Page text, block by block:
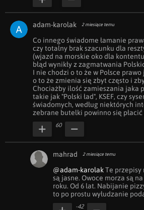
adam-karolak 2 miesiące temu
Co innego świadome łamanie
czy totalny brak szacunku dla
(wjazd na morskie oko dla
błąd wynikły z zagmatwania
I nie chodzi o to że w Polsce
o to że zmienia się zbyt często i
Chociażby ilość zamieszania jaka
takie jak "Polski ład", KSEF, czy
świadomych, według niektórych
zebrane butelki powinno się
60
mahrad 2 miesiące temu
@adam-karolak Te przepisy
są jasne. Owoce morza są na
roku. Od 6 lat. Nabijanie
to po prostu wyłudzanie
-42